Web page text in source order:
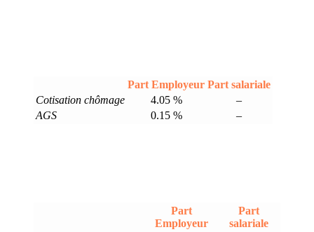
Part Employeur Part salariale
Cotisation chômage
4.05 %
–
AGS
0.15 % –
Part
Employeur
Part
salariale